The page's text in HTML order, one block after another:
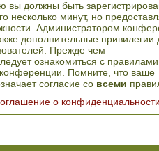
вы должны быть
несколько минут, но
Администратором
дополнительные привилегии
Прежде чем
ознакомиться с
Помните, что ваше
согласие со всеми
о